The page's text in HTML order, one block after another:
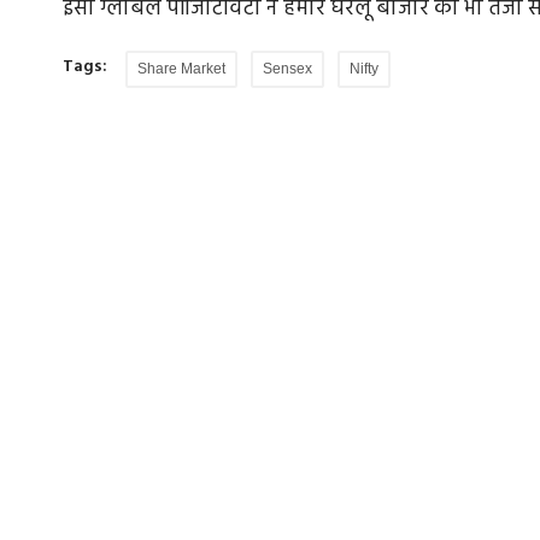
इसी ग्लोबल पॉजिटिविटी ने हमारे घरेलू बाजार को भी
Tags: Share Market Sensex Nifty